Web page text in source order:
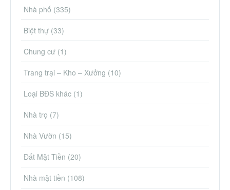
Nhà phố (335)
Biệt thự (33)
Chung cư (1)
Trang trại – Kho – Xưởng (10)
Loại BĐS khác (1)
Nhà trọ (7)
Nhà Vườn (15)
Đất Mặt Tiền (20)
Nhà mặt tiền (108)